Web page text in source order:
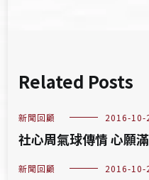
Related Posts
新聞回顧 2016-10-
社心周氣球傳情 心願
新聞回顧 2016-10-